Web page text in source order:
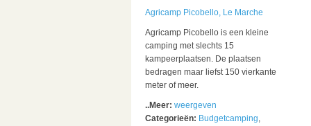
Agricamp Picobello, Le Marche
Agricamp Picobello is een kleine
camping met slechts 15
kampeerplaatsen. De plaatsen
bedragen maar liefst 150 vierkante
meter of meer.
..Meer: weergeven
Categorieën: Budgetcamping,